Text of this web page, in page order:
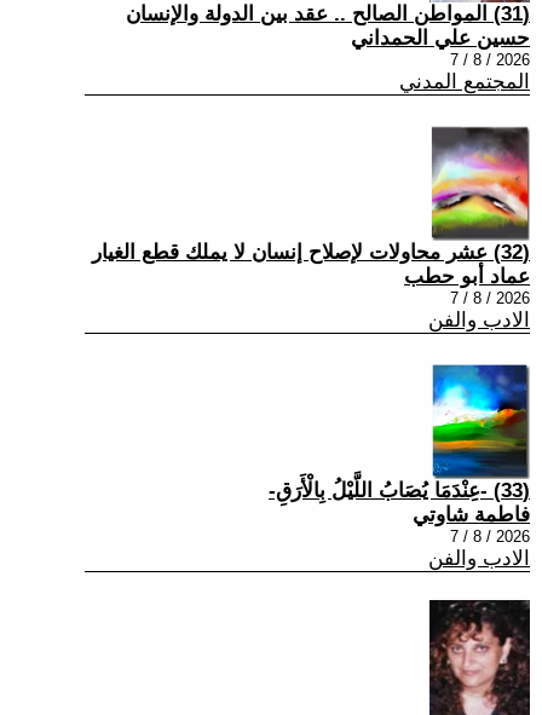
(31) المواطن الصالح .. عقد بين الدولة والإنسان
حسين علي الحمداني
2026 / 8 / 7
المجتمع المدني
(32) عشر محاولات لإصلاح إنسان لا يملك قطع الغيار
عماد أبو حطب
2026 / 8 / 7
الادب والفن
(33) -عِنْدَمَا يُصَابُ اللَّيْلُ بِالْأَرَقِ-
فاطمة شاوتي
2026 / 8 / 7
الادب والفن